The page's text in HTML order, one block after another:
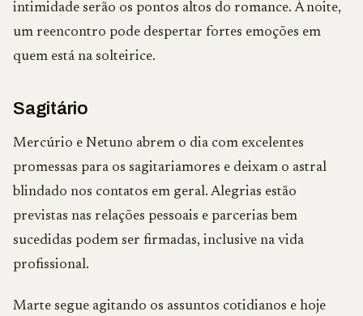
intimidade serão os pontos altos do romance. À noite,
um reencontro pode despertar fortes emoções em
quem está na solteirice.
Sagitário
Mercúrio e Netuno abrem o dia com excelentes
promessas para os sagitariamores e deixam o astral
blindado nos contatos em geral. Alegrias estão
previstas nas relações pessoais e parcerias bem
sucedidas podem ser firmadas, inclusive na vida
profissional.
Marte segue agitando os assuntos cotidianos e hoje